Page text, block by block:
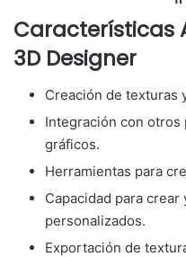
Características
3D Designer
Creación de texturas
Integración con otros
gráficos.
Herramientas para
Capacidad para
personalizados.
Exportación de